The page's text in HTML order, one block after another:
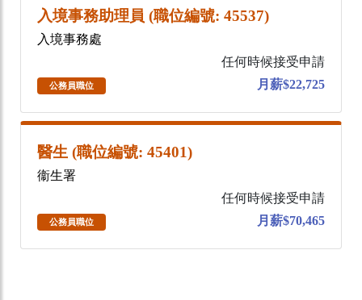
入境事務助理員 (職位編號: 45537)
入境事務處
任何時候接受申請
公務員職位 月薪$22,725
醫生 (職位編號: 45401)
衞生署
任何時候接受申請
公務員職位 月薪$70,465